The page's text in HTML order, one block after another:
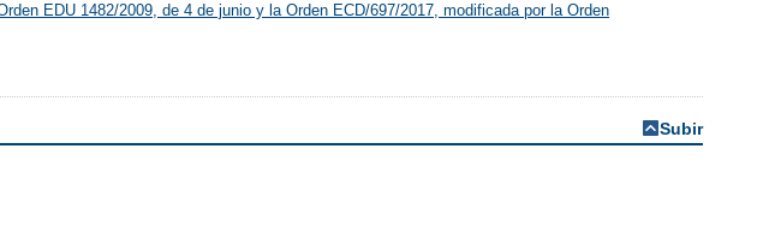
EDU 1482/2009, de 4 de junio y la Orden ECD/697/2017, modificada por la Orden
Subir